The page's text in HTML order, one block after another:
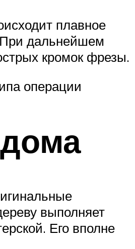
плавное
При дальнейшем
кромок фрезы.
операции
выполняет
Его вполне